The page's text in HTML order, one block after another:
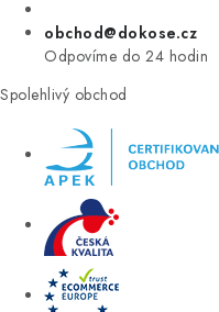
obchod@dokose.cz
Odpovíme do 24 hodin
Spolehlivý obchod
Úvod Kontakt Blog
Moje objednávka